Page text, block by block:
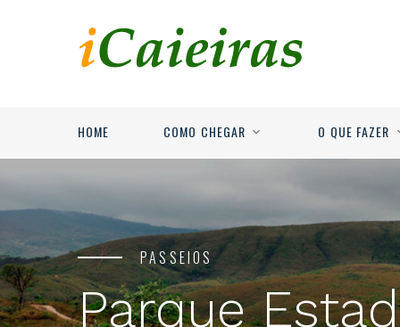
HOME COMO CHEGAR O QUE FAZER
PASSEIOS
Parque